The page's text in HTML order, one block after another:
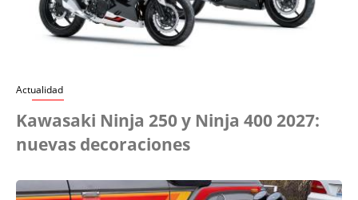
Actualidad
Kawasaki Ninja 250 y Ninja 400 2027:
nuevas decoraciones